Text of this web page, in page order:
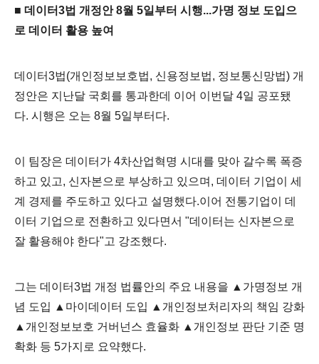
■ 데이터3법 개정안 8월 5일부터 시행...가명 정보 도입으
로 데이터 활용 높여
데이터3법(개인정보보호법, 신용정보법, 정보통신망법) 개
정안은 지난달 국회를 통과한데 이어 이번달 4일 공포됐
다. 시행은 오는 8월 5일부터다.
이 팀장은 데이터가 4차산업혁명 시대를 맞아 갈수록 폭증
하고 있고, 신자본으로 부상하고 있으며, 데이터 기업이 세
계 경제를 주도하고 있다고 설명했다.이어 전통기업이 데
이터 기업으로 전환하고 있다면서 "데이터는 신자본으로
잘 활용해야 한다"고 강조했다.
그는 데이터3법 개정 법률안의 주요 내용을 ▲가명정보 개
념 도입 ▲마이데이터 도입 ▲개인정보처리자의 책임 강화
▲개인정보보호 거버넌스 효율화 ▲개인정보 판단 기준 명
확화 등 5가지로 요약했다.